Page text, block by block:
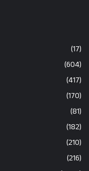
(17)
(604)
(417)
(170)
(81)
(182)
(210)
(216)